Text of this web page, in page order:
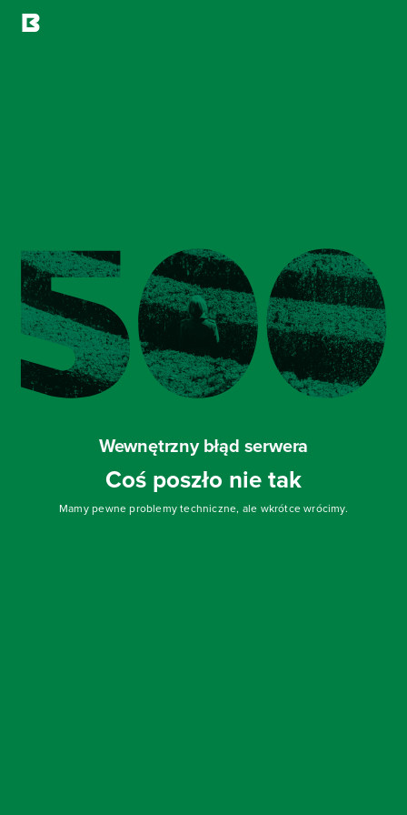
Wewnętrzny błąd serwera
Coś poszło nie tak
Mamy pewne problemy techniczne, ale wkrótce wrócimy.